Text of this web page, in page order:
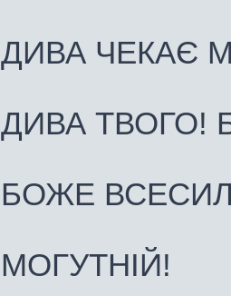
ДИВА ЧЕКАЄ
ДИВА ТВОГО!
БОЖЕ
МОГУТНІЙ!